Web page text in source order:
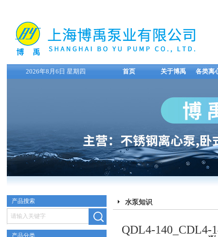
2026年8月6日 星期四 首页 关于博禹 各类离
产品搜索
产品分类
水泵知识
QDL4-